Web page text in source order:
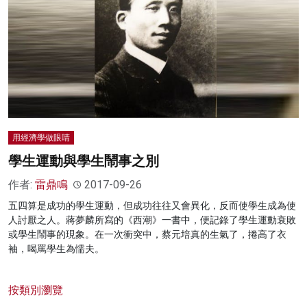
用經濟學做眼睛
學生運動與學生鬧事之別
作者: 雷鼎鳴 2017-09-26
五四算是成功的學生運動，但成功往往又會異化，反而使學生成為使
人討厭之人。蔣夢麟所寫的《西潮》一書中，便記錄了學生運動衰敗
或學生鬧事的現象。在一次衝突中，蔡元培真的生氣了，捲高了衣
袖，喝罵學生為懦夫。
按類別瀏覽